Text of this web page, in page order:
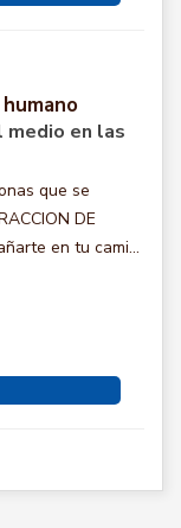
en las
que se
DE
en tu cami...